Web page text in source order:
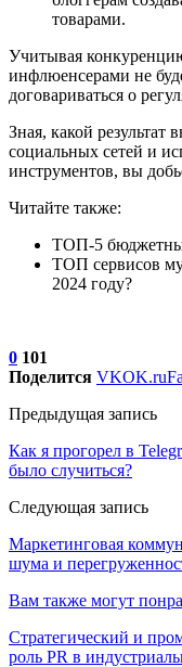
товарами.
Учитывая
инфлюенсерами не
договариваться о
Зная, какой результат
социальных сетей и
инструментов, вы
Читайте также:
ТОП-5
ТОП сервисов
2024 году?
0 101
Поделится VKOK.ru
Предыдущая запись
Как я прогорел в
было случиться?
Следующая запись
​Маркетинговая
шума и
Вам также могут
Стратегический и
роль PR в